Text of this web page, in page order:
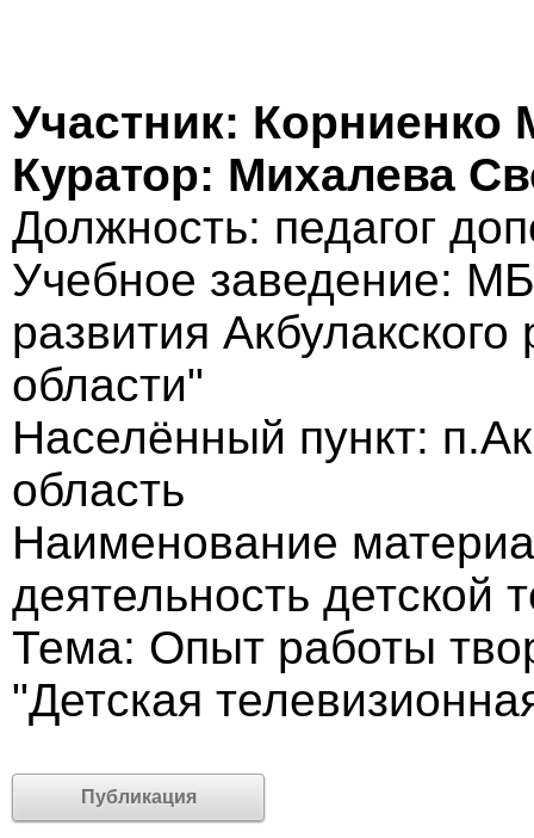
Участник: Корниенко
Куратор: Михалева
Должность: педагог
Учебное заведение:
развития
области"
Населённый пункт:
область
Наименование
деятельность детской
Тема: Опыт работы
"Детская
Публикация